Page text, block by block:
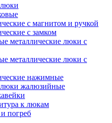
с магнитом и ручкой
с замком
металлические люки с
металлические люки с
нажимные
жалюзийные
к люкам
погреб